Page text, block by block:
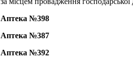
Аптека №398
Аптека №387
Аптека №392